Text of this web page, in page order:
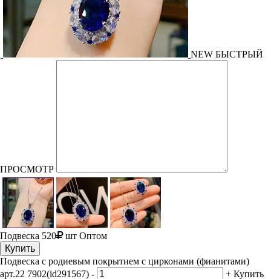
NEW БЫСТРЫЙ
ПРОСМОТР
Подвеска 520 шт Оптом
Купить
Подвеска с родиевым покрытием с цирконами (фианитами)
арт.22 7902(id291567) - + Купить